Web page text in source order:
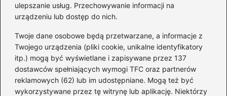
ulepszanie usług. Przechowywanie informacji na
urządzeniu lub dostęp do nich.
Twoje dane osobowe będą przetwarzane, a informacje z
Twojego urządzenia (pliki cookie, unikalne identyfikatory
itp.) mogą być wyświetlane i zapisywane przez 137
dostawców spełniających wymogi TFC oraz partnerów
reklamowych (62) lub im udostępniane. Mogą też być
wykorzystywane przez tę witrynę lub aplikację. Niektórzy
Idealne prezenty dla żony po porodzie –
co warto zabrać do szpitala?
Jak poprawić samopoczucie po porodzie
— praktyczne porady dla świeżych mam
Kiedy można znów cieszyć się
intymnością po porodzie naturalnym?